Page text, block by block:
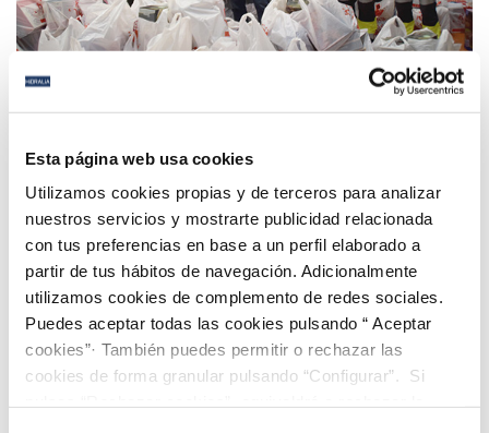
Esta página web usa cookies
Utilizamos cookies propias y de terceros para analizar
nuestros servicios y mostrarte publicidad relacionada
con tus preferencias en base a un perfil elaborado a
partir de tus hábitos de navegación. Adicionalmente
utilizamos cookies de complemento de redes sociales.
Puedes aceptar todas las cookies pulsando “ Aceptar
cookies”· También puedes permitir o rechazar las
cookies de forma granular pulsando “Configurar”. Si
Hidralia dona más de un centenar de juguetes para
juguetes’ de la Asociación de Reyes Magos de San
Fernando
Página 71 de 112
Anterior Siguiente